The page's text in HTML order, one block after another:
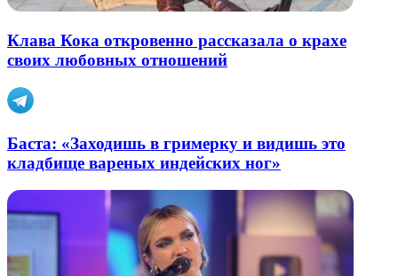
Клава Кока откровенно рассказала о крахе
своих любовных отношений
Баста: «Заходишь в гримерку и видишь это
кладбище вареных индейских ног»